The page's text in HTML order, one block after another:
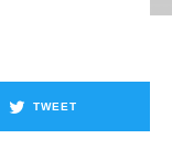
TWEET